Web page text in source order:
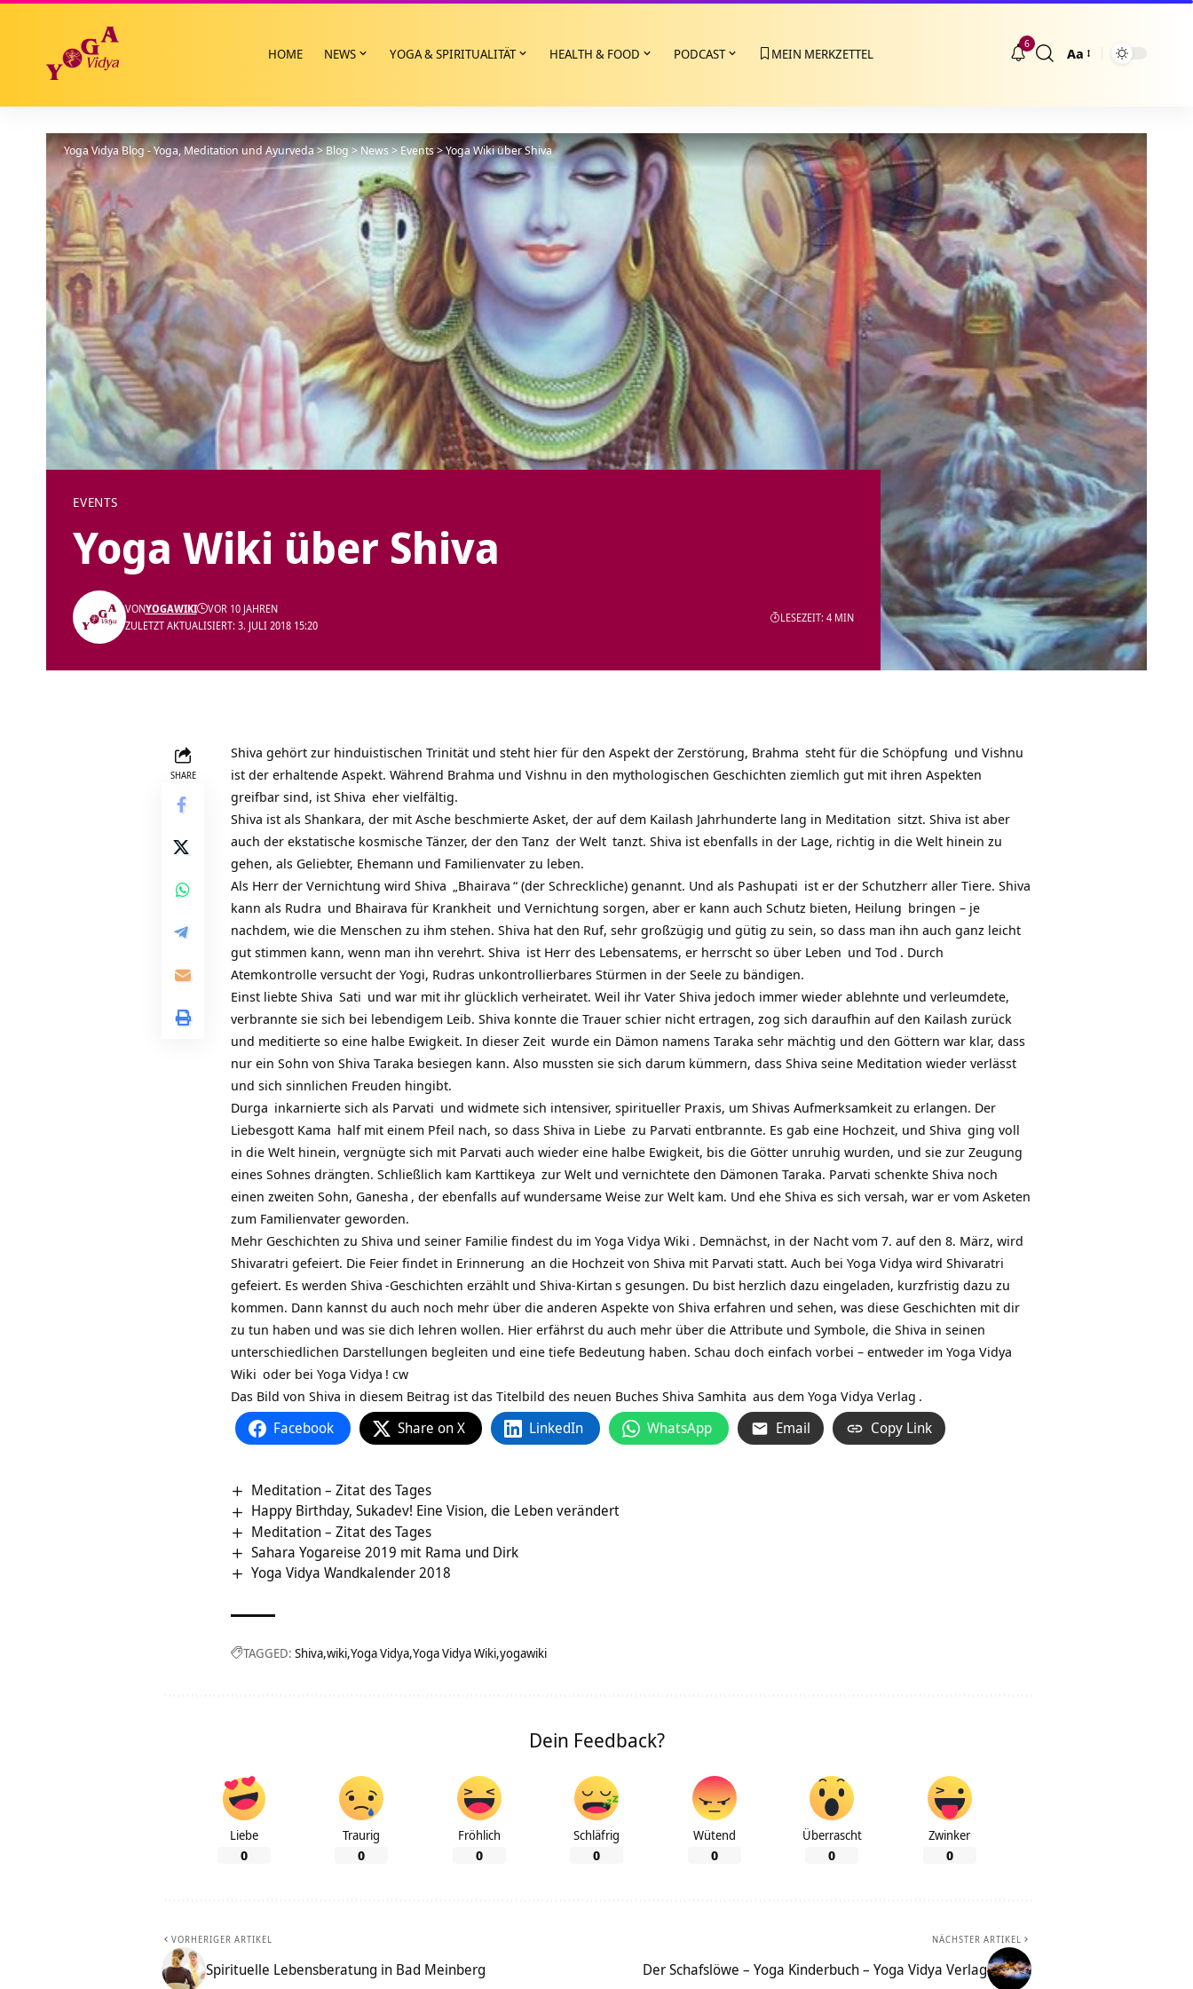
HOME NEWS YOGA & SPIRITUALITÄT HEALTH & FOOD PODCAST MEIN MERKZETTEL
6
Größenänderung
Aa
Yoga Vidya Blog - Yoga, Meditation und Ayurveda>Blog>News>Events>Yoga Wiki über Shiva
EVENTS
Yoga Wiki über Shiva
ZULETZT AKTUALISIERT: 3. JULI 2018 15:20
VONYOGAWIKI VOR 10 JAHREN
LESEZEIT: 4 MIN
SHARE
Shiva gehört zur hinduistischen Trinität und steht hier für den Aspekt der Zerstörung, Brahma steht für die Schöpfung und Vishnu
ist der erhaltende Aspekt. Während Brahma und Vishnu in den mythologischen Geschichten ziemlich gut mit ihren Aspekten
greifbar sind, ist Shiva eher vielfältig.
Shiva ist als Shankara, der mit Asche beschmierte Asket, der auf dem Kailash Jahrhunderte lang in Meditation sitzt. Shiva ist aber
auch der ekstatische kosmische Tänzer, der den Tanz der Welt tanzt. Shiva ist ebenfalls in der Lage, richtig in die Welt hinein zu
gehen, als Geliebter, Ehemann und Familienvater zu leben.
Als Herr der Vernichtung wird Shiva „Bhairava “ (der Schreckliche) genannt. Und als Pashupati ist er der Schutzherr aller Tiere. Shiva
kann als Rudra und Bhairava für Krankheit und Vernichtung sorgen, aber er kann auch Schutz bieten, Heilung bringen – je
nachdem, wie die Menschen zu ihm stehen. Shiva hat den Ruf, sehr großzügig und gütig zu sein, so dass man ihn auch ganz leicht
gut stimmen kann, wenn man ihn verehrt. Shiva ist Herr des Lebensatems, er herrscht so über Leben und Tod . Durch
Atemkontrolle versucht der Yogi, Rudras unkontrollierbares Stürmen in der Seele zu bändigen.
Einst liebte Shiva Sati und war mit ihr glücklich verheiratet. Weil ihr Vater Shiva jedoch immer wieder ablehnte und verleumdete,
verbrannte sie sich bei lebendigem Leib. Shiva konnte die Trauer schier nicht ertragen, zog sich daraufhin auf den Kailash zurück
und meditierte so eine halbe Ewigkeit. In dieser Zeit wurde ein Dämon namens Taraka sehr mächtig und den Göttern war klar, dass
nur ein Sohn von Shiva Taraka besiegen kann. Also mussten sie sich darum kümmern, dass Shiva seine Meditation wieder verlässt
und sich sinnlichen Freuden hingibt.
Durga inkarnierte sich als Parvati und widmete sich intensiver, spiritueller Praxis, um Shivas Aufmerksamkeit zu erlangen. Der
Liebesgott Kama half mit einem Pfeil nach, so dass Shiva in Liebe zu Parvati entbrannte. Es gab eine Hochzeit, und Shiva ging voll
in die Welt hinein, vergnügte sich mit Parvati auch wieder eine halbe Ewigkeit, bis die Götter unruhig wurden, und sie zur Zeugung
eines Sohnes drängten. Schließlich kam Karttikeya zur Welt und vernichtete den Dämonen Taraka. Parvati schenkte Shiva noch
einen zweiten Sohn, Ganesha , der ebenfalls auf wundersame Weise zur Welt kam. Und ehe Shiva es sich versah, war er vom Asketen
zum Familienvater geworden.
Mehr Geschichten zu Shiva und seiner Familie findest du im Yoga Vidya Wiki . Demnächst, in der Nacht vom 7. auf den 8. März, wird
Shivaratri gefeiert. Die Feier findet in Erinnerung an die Hochzeit von Shiva mit Parvati statt. Auch bei Yoga Vidya wird Shivaratri
gefeiert. Es werden Shiva -Geschichten erzählt und Shiva-Kirtan s gesungen. Du bist herzlich dazu eingeladen, kurzfristig dazu zu
kommen. Dann kannst du auch noch mehr über die anderen Aspekte von Shiva erfahren und sehen, was diese Geschichten mit dir
zu tun haben und was sie dich lehren wollen. Hier erfährst du auch mehr über die Attribute und Symbole, die Shiva in seinen
unterschiedlichen Darstellungen begleiten und eine tiefe Bedeutung haben. Schau doch einfach vorbei – entweder im Yoga Vidya
Wiki oder bei Yoga Vidya ! cw
Das Bild von Shiva in diesem Beitrag ist das Titelbild des neuen Buches Shiva Samhita aus dem Yoga Vidya Verlag .
Facebook Share on X LinkedIn WhatsApp Email Copy Link
Meditation – Zitat des Tages
Happy Birthday, Sukadev! Eine Vision, die Leben verändert
Meditation – Zitat des Tages
Sahara Yogareise 2019 mit Rama und Dirk
Yoga Vidya Wandkalender 2018
TAGGED: Shiva wiki Yoga Vidya Yoga Vidya Wiki yogawiki
Dein Feedback?
Liebe
0
Traurig
0
Fröhlich
0
Schläfrig
0
Wütend
0
Überrascht
0
Zwinker
0
VORHERIGER ARTIKEL
Spirituelle Lebensberatung in Bad Meinberg
NÄCHSTER ARTIKEL
Der Schafslöwe – Yoga Kinderbuch – Yoga Vidya Verlag